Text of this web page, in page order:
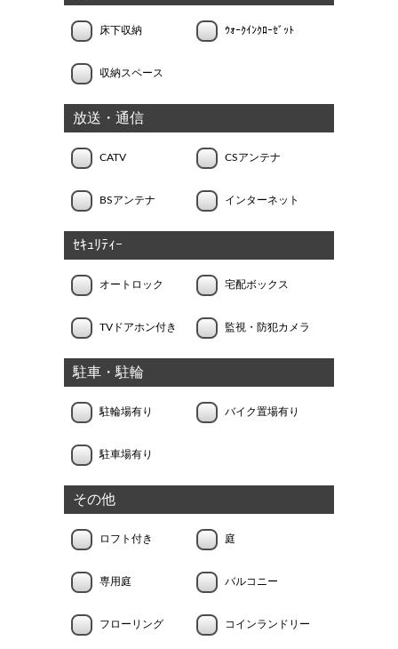
床下収納 ｳｫｰｸｲﾝｸﾛｰｾﾞｯﾄ
収納スペース
放送・通信
CATV CSアンテナ
BSアンテナ インターネット
ｾｷｭﾘﾃｨｰ
オートロック 宅配ボックス
TVドアホン付き 監視・防犯カメラ
駐車・駐輪
駐輪場有り バイク置場有り
駐車場有り
その他
ロフト付き 庭
専用庭 バルコニー
フローリング コインランドリー